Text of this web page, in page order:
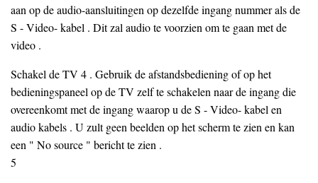
aan op de audio-aansluitingen op dezelfde ingang nummer als de
S - Video- kabel . Dit zal audio te voorzien om te gaan met de
video .
Schakel de TV 4 . Gebruik de afstandsbediening of op het
bedieningspaneel op de TV zelf te schakelen naar de ingang die
overeenkomt met de ingang waarop u de S - Video- kabel en
audio kabels . U zult geen beelden op het scherm te zien en kan
een " No source " bericht te zien .
5